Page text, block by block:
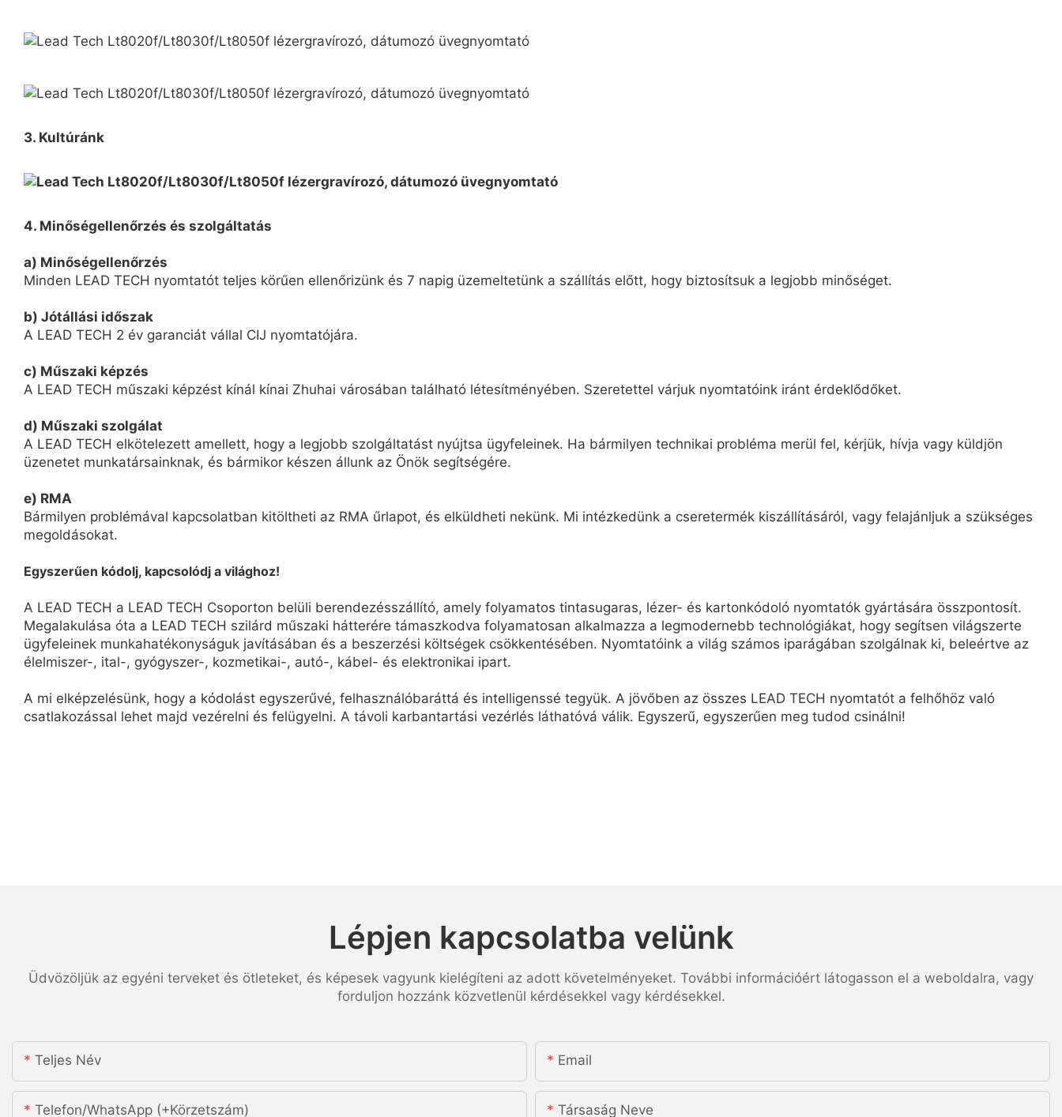
3. Kultúránk
4. Minőségellenőrzés és szolgáltatás
a) Minőségellenőrzés
Minden LEAD TECH nyomtatót teljes körűen ellenőrizünk és 7 napig üzemeltetünk a szállítás előtt, hogy biztosítsuk a legjobb minőséget.
b) Jótállási időszak
A LEAD TECH 2 év garanciát vállal CIJ nyomtatójára.
c) Műszaki képzés
A LEAD TECH műszaki képzést kínál kínai Zhuhai városában található létesítményében. Szeretettel várjuk nyomtatóink iránt érdeklődőket.
d) Műszaki szolgálat
A LEAD TECH elkötelezett amellett, hogy a legjobb szolgáltatást nyújtsa ügyfeleinek. Ha bármilyen technikai probléma merül fel, kérjük, hívja vagy küldjön
üzenetet munkatársainknak, és bármikor készen állunk az Önök segítségére.
e) RMA
Bármilyen problémával kapcsolatban kitöltheti az RMA űrlapot, és elküldheti nekünk. Mi intézkedünk a cseretermék kiszállításáról, vagy felajánljuk a szükséges
megoldásokat.
Egyszerűen kódolj, kapcsolódj a világhoz!
A LEAD TECH a LEAD TECH Csoporton belüli berendezésszállító, amely folyamatos tintasugaras, lézer- és kartonkódoló nyomtatók gyártására összpontosít.
Megalakulása óta a LEAD TECH szilárd műszaki hátterére támaszkodva folyamatosan alkalmazza a legmodernebb technológiákat, hogy segítsen világszerte
ügyfeleinek munkahatékonyságuk javításában és a beszerzési költségek csökkentésében. Nyomtatóink a világ számos iparágában szolgálnak ki, beleértve az
élelmiszer-, ital-, gyógyszer-, kozmetikai-, autó-, kábel- és elektronikai ipart.
A mi elképzelésünk, hogy a kódolást egyszerűvé, felhasználóbaráttá és intelligenssé tegyük. A jövőben az összes LEAD TECH nyomtatót a felhőhöz való
csatlakozással lehet majd vezérelni és felügyelni. A távoli karbantartási vezérlés láthatóvá válik. Egyszerű, egyszerűen meg tudod csinálni!
Lépjen kapcsolatba velünk
Üdvözöljük az egyéni terveket és ötleteket, és képesek vagyunk kielégíteni az adott követelményeket. További információért látogasson el a weboldalra, vagy
forduljon hozzánk közvetlenül kérdésekkel vagy kérdésekkel.
Teljes Név Email
Telefon/WhatsApp (+körzetszám) Társaság Neve